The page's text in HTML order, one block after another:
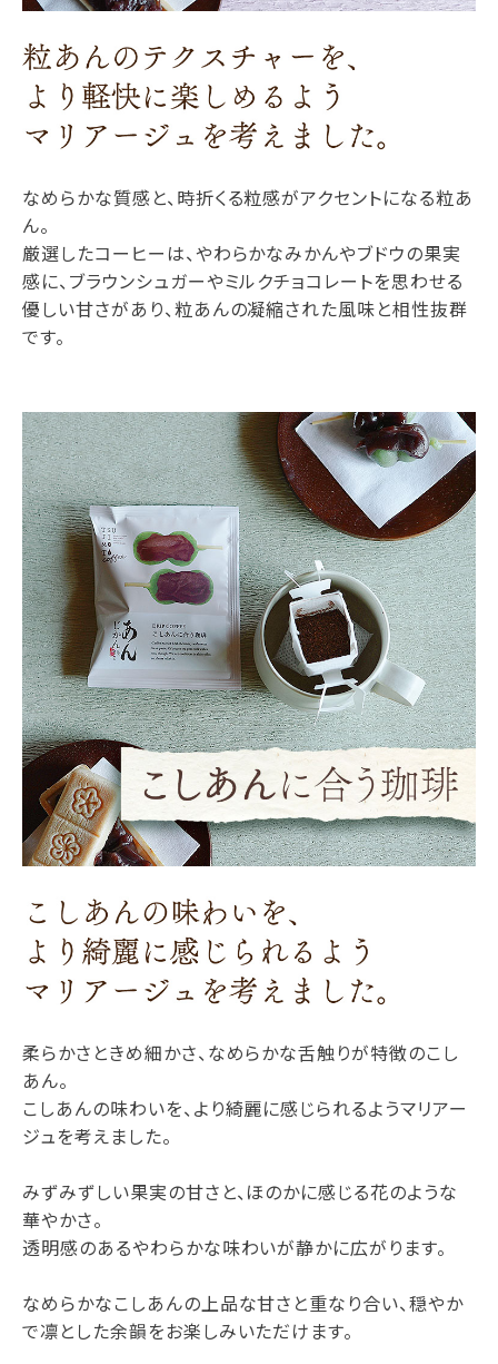
なめらかな質感と、時折くる粒感がアクセントになる粒あ
ん。
厳選したコーヒーは、やわらかなみかんやブドウの果実
感に、ブラウンシュガーやミルクチョコレートを思わせる
優しい甘さがあり、粒あんの凝縮された風味と相性抜群
です。
柔らかさときめ細かさ、なめらかな舌触りが特徴のこし
あん。
こしあんの味わいを、より綺麗に感じられるようマリアー
ジュを考えました。
みずみずしい果実の甘さと、ほのかに感じる花のような
華やかさ。
透明感のあるやわらかな味わいが静かに広がります。
なめらかなこしあんの上品な甘さと重なり合い、穏やか
で凛とした余韻をお楽しみいただけます。